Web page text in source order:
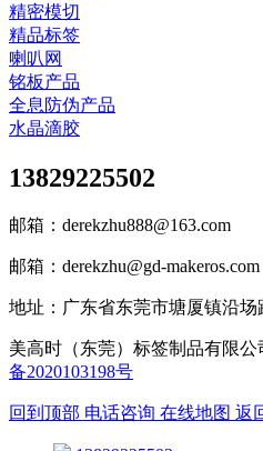
精密模切
精品标签
喇叭网
铭板产品
全息防伪产品
水晶滴胶
13829225502
邮箱：derekzhu888@163.com
邮箱：derekzhu@gd-makeros.com
地址：广东省东莞市塘厦镇沿场
美高时（东莞）标签制品有限
备2020103198号
回到顶部 电话咨询 在线地图 返